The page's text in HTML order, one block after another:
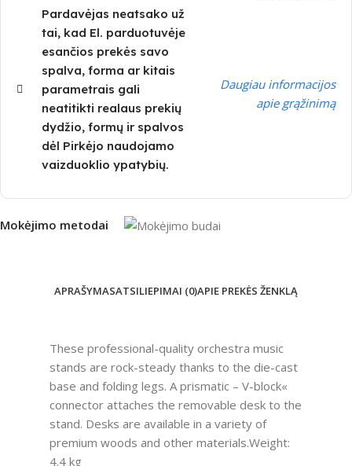
Pardavėjas neatsako už
tai, kad El. parduotuvėje
esančios prekės savo
spalva, forma ar kitais
parametrais gali
neatitikti realaus prekių
dydžio, formų ir spalvos
dėl Pirkėjo naudojamo
vaizduoklio ypatybių.
Daugiau informacijos
apie grąžinimą
Mokėjimo metodai
APRAŠYMASATSILIEPIMAI (0)APIE PREKĖS ŽENKLĄ
These professional-quality orchestra music
stands are rock-steady thanks to the die-cast
base and folding legs. A prismatic – V-block«
connector attaches the removable desk to the
stand. Desks are available in a variety of
premium woods and other materials.Weight:
4.4 kg